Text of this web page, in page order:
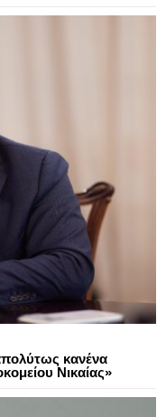
κανένα
Νικαίας»